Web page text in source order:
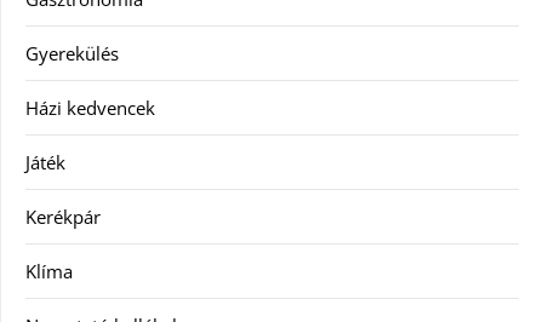
Gyerekülés
Házi kedvencek
Játék
Kerékpár
Klíma